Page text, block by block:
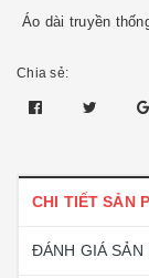
Áo dài truyền
Chia sẻ:
CHI TIẾT SẢN
ĐÁNH GIÁ SẢN